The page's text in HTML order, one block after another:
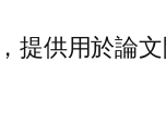
提供用於論